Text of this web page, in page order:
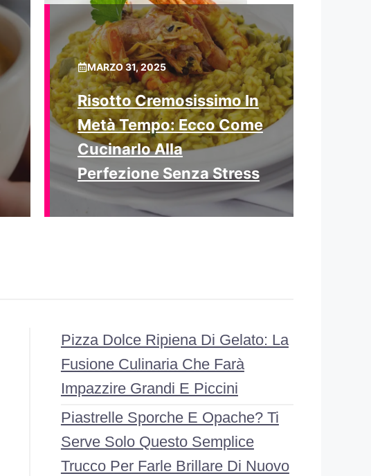
MARZO 31, 2025
Risotto Cremosissimo In
Metà Tempo: Ecco Come
Cucinarlo Alla
Perfezione Senza Stress
Pizza Dolce Ripiena Di Gelato: La
Fusione Culinaria Che Farà
Impazzire Grandi E Piccini
Piastrelle Sporche E Opache? Ti
Serve Solo Questo Semplice
Trucco Per Farle Brillare Di Nuovo